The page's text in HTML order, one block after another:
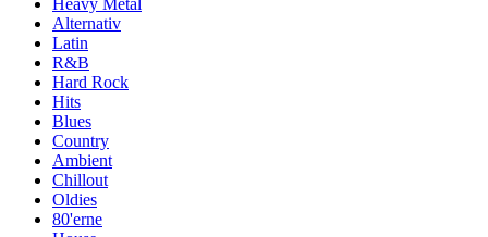
Heavy Metal
Alternativ
Latin
R&B
Hard Rock
Hits
Blues
Country
Ambient
Chillout
Oldies
80'erne